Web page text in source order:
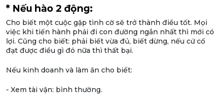
* Nếu hào 2 động:
Cho biết một cuộc gặp tình cờ sẽ trở thành điều tốt. Mọi
việc khi tiến hành phải đi con đường ngắn nhất thì mới có
lợi. Cũng cho biết: phải biết vừa đủ, biết dừng, nếu cứ cố
đạt được điều gì đó nữa thì thất bại.
Nếu kinh doanh và làm ăn cho biết:
- Xem tài vận: bình thường.